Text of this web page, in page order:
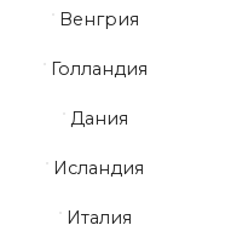
Венгрия
Голландия
Дания
Исландия
Италия